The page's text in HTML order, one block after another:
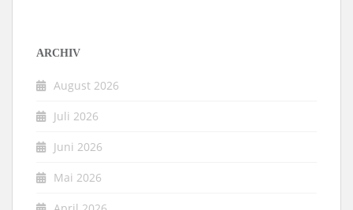
ARCHIV
August 2026
Juli 2026
Juni 2026
Mai 2026